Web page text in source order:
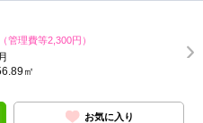
（管理費等2,300円）
㎡
お気に入り